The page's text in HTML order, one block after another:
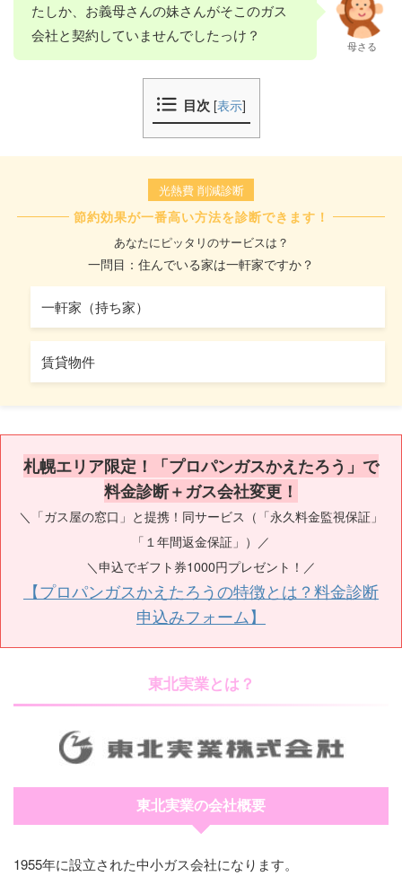
たしか、お義母さんの妹さんがそこのガス
会社と契約していませんでしたっけ？
母さる
目次 [表示]
光熱費 削減診断
節約効果が一番高い方法を診断できます！
あなたにピッタリのサービスは？
一問目：住んでいる家は一軒家ですか？
一軒家（持ち家）
賃貸物件
札幌エリア限定！「プロパンガスかえたろう」で
料金診断＋ガス会社変更！
＼「ガス屋の窓口」と提携！同サービス（「永久料金監視保証」
「１年間返金保証」）／
＼申込でギフト券1000円プレゼント！／
【プロパンガスかえたろうの特徴とは？料金診断
申込みフォーム】
東北実業とは？
東北実業の会社概要
1955年に設立された中小ガス会社になります。